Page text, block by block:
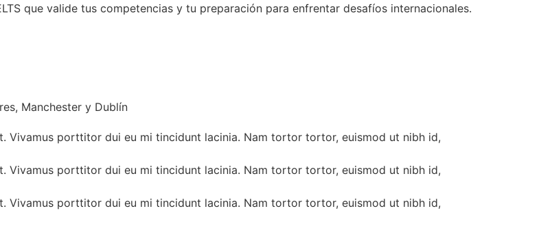
que valide tus competencias y tu preparación para enfrentar desafíos internacionales.
Manchester y Dublín
Vivamus porttitor dui eu mi tincidunt lacinia. Nam tortor tortor, euismod ut nibh id,
Vivamus porttitor dui eu mi tincidunt lacinia. Nam tortor tortor, euismod ut nibh id,
Vivamus porttitor dui eu mi tincidunt lacinia. Nam tortor tortor, euismod ut nibh id,